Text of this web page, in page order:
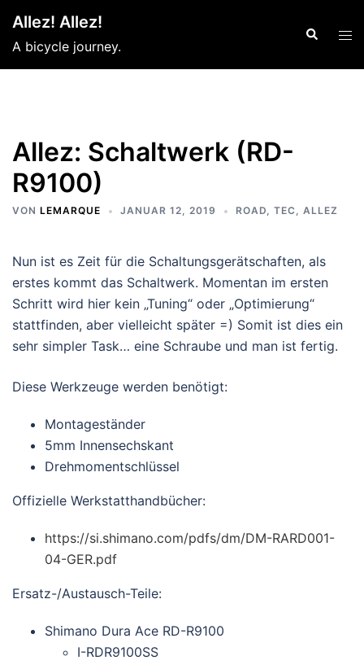
Inhalt
springen
Allez! Allez!
A bicycle journey.
Suche
Allez: Schaltwerk (RD-
R9100)
VON LEMARQUE JANUAR 12, 2019 ROAD, TEC , ALLEZ
Nun ist es Zeit für die Schaltungsgerätschaften, als
erstes kommt das Schaltwerk. Momentan im ersten
Schritt wird hier kein „Tuning“ oder „Optimierung“
stattfinden, aber vielleicht später =) Somit ist dies ein
sehr simpler Task… eine Schraube und man ist fertig.
Diese Werkzeuge werden benötigt:
Montageständer
5mm Innensechskant
Drehmomentschlüssel
Offizielle Werkstatthandbücher:
https://si.shimano.com/pdfs/dm/DM-RARD001-
04-GER.pdf
Ersatz-/Austausch-Teile:
Shimano Dura Ace RD-R9100
I-RDR9100SS